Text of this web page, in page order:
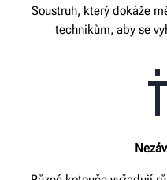
Soustruh, který dokáže
technikům, aby se